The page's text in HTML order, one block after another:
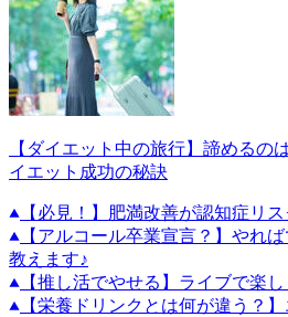
【ダイエット中の旅行】諦めるの
イエット成功の秘訣
【必見！】肥満改善が認知症リ
【アルコール卒業宣言？】やれ
教えます♪
【推し活でやせる】ライブで楽
【栄養ドリンクとは何が違う？